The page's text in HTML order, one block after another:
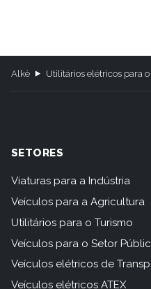
Alkè Utilitários elétricos para
SETORES
Viaturas para a Indústria
Veículos para a Agricultura
Utilitários para o Turismo
Veículos para o Setor
Veículos elétricos de
Veículos elétricos ATEX